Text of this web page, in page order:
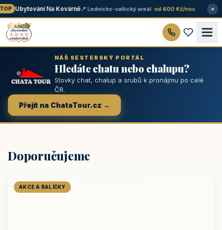
Ubytování Na Kovárně📍 Lednicko-valtický areál· od 600 Kč/noc ×
NÁŠ SESTERSKÝ PORTÁL
Hledáte chatu nebo chalupu?
Stovky chat, chalup a srubů k pronájmu po celé
ČR.
Přejít na ChataTour.cz →
Doporučujeme
AKCE A BALÍČKY